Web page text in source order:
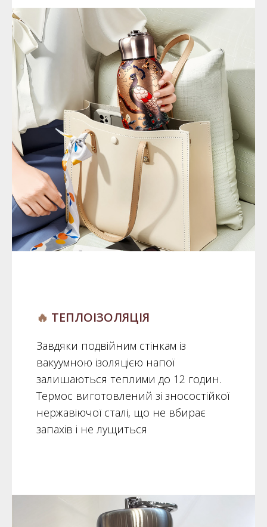
🔥 ТЕПЛОІЗОЛЯЦІЯ
Завдяки подвійним стінкам із
вакуумною ізоляцією напої
залишаються теплими до 12 годин.
Термос виготовлений зі зносостійкої
нержавіючої сталі, що не вбирає
запахів і не лущиться